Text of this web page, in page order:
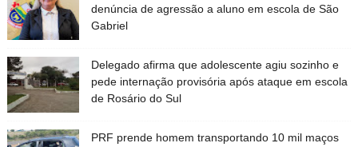
denúncia de agressão a aluno em escola de São
Gabriel
Delegado afirma que adolescente agiu sozinho e
pede internação provisória após ataque em escola
de Rosário do Sul
PRF prende homem transportando 10 mil maços